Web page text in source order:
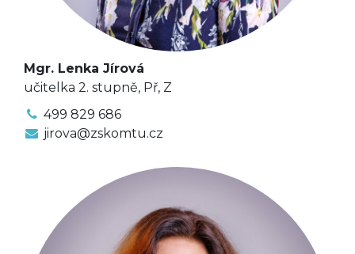
Mgr. Lenka Jírová
učitelka 2. stupně, Př, Z
499 829 686
jirova@zskomtu.cz